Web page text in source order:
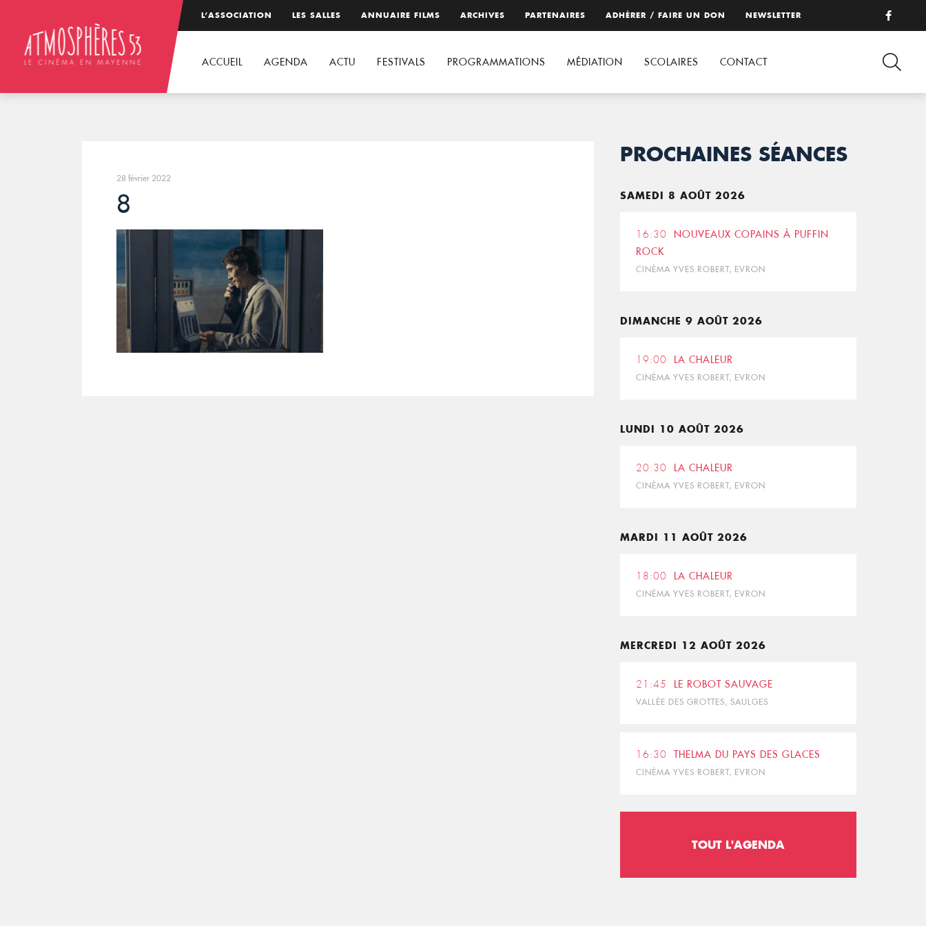
L’ASSOCIATION LES SALLES ANNUAIRE FILMS ARCHIVES PARTENAIRES ADHÉRER / FAIRE UN DON NEWSLETTER
ACCUEIL AGENDA ACTU FESTIVALS PROGRAMMATIONS MÉDIATION SCOLAIRES CONTACT
28 février 2022
8
PROCHAINES SÉANCES
SAMEDI 8 AOÛT 2026
16:30
NOUVEAUX COPAINS À PUFFIN
ROCK
CINÉMA YVES ROBERT, EVRON
DIMANCHE 9 AOÛT 2026
19:00 LA CHALEUR
CINÉMA YVES ROBERT, EVRON
LUNDI 10 AOÛT 2026
20:30 LA CHALEUR
CINÉMA YVES ROBERT, EVRON
MARDI 11 AOÛT 2026
18:00 LA CHALEUR
CINÉMA YVES ROBERT, EVRON
MERCREDI 12 AOÛT 2026
21:45 LE ROBOT SAUVAGE
VALLÉE DES GROTTES, SAULGES
16:30 THELMA DU PAYS DES GLACES
CINÉMA YVES ROBERT, EVRON
TOUT L'AGENDA